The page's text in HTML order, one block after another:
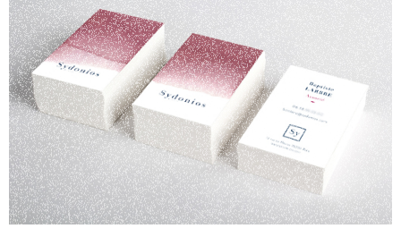
Stratégie et identité de marque